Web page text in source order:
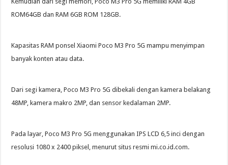
ROM64GB dan RAM 6GB ROM 128GB.
Kapasitas RAM ponsel Xiaomi Poco M3 Pro 5G mampu menyimpan
banyak konten atau data.
Dari segi kamera, Poco M3 Pro 5G dibekali dengan kamera belakang
48MP, kamera makro 2MP, dan sensor kedalaman 2MP.
Pada layar, Poco M3 Pro 5G menggunakan IPS LCD 6,5 inci dengan
resolusi 1080 x 2400 piksel, menurut situs resmi mi.co.id.com.